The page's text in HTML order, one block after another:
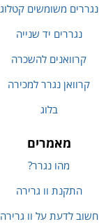
נגררים משומשים קטלוג
נגררים יד שנייה
קרוואנים להשכרה
קרוואן נגרר למכירה
בלוג
מאמרים
מהו נגרר?
התקנת וו גרירה
חשוב לדעת על וו גרירה